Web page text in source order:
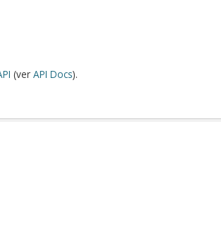
(ver API Docs).